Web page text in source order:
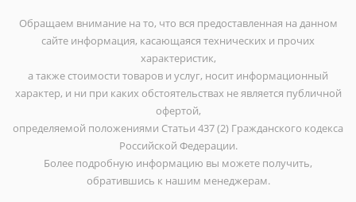
Обращаем внимание на то, что вся предоставленная на данном
сайте информация, касающаяся технических и прочих
характеристик,
а также стоимости товаров и услуг, носит информационный
характер, и ни при каких обстоятельствах не является публичной
офертой,
определяемой положениями Статьи 437 (2) Гражданского кодекса
Российской Федерации.
Более подробную информацию вы можете получить,
обратившись к нашим менеджерам.